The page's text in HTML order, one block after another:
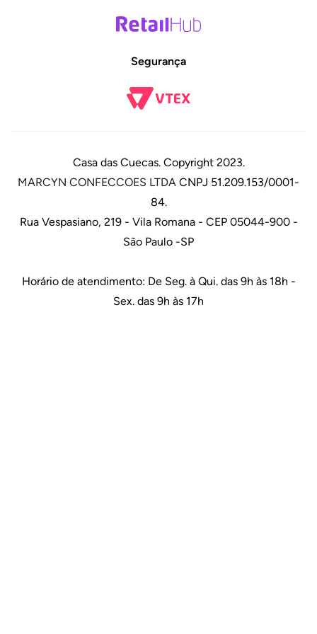
Segurança
Casa das Cuecas. Copyright 2023.
MARCYN CONFECCOES LTDA CNPJ 51.209.153/0001-
84.
Rua Vespasiano, 219 - Vila Romana - CEP 05044-900 -
São Paulo -SP
Horário de atendimento: De Seg. à Qui. das 9h às 18h -
Sex. das 9h às 17h